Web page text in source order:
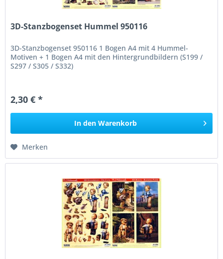
3D-Stanzbogenset Hummel 950116
3D-Stanzbogenset 950116 1 Bogen A4 mit 4 Hummel-
Motiven + 1 Bogen A4 mit den Hintergrundbildern (S199 /
S297 / S305 / S332)
2,30 € *
In den Warenkorb
Merken